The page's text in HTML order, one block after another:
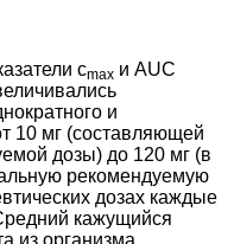
сmax и AUC
и
10 мг (составляющей
дозы) до 120 мг (в
рекомендуемую
дозах каждые
кажущийся